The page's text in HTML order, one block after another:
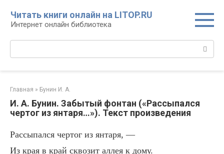
контенту
Читать книги онлайн на LITOP.RU
Интернет онлайн библиотека
Главная » Бунин И. А.
И. А. Бунин. Забытый фонтан («Рассыпался
чертог из янтаря…»). Текст произведения
Рассыпался чертог из янтаря, —
Из края в край сквозит аллея к дому.